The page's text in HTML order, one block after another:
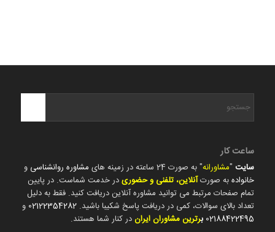
ساعت کار
سایت"مشاورانه" به صورت 24 ساعته در زمینه های مشاوره روانشناسی و
خانوادهبه صورتآنلاین، تلفنی و حضوریدر خدمت شماست. در پایین
تمام صفحات مرتبط می توانید مشاوره آنلاین دریافت کنید. فقط به دلیل
تعداد بالای سوالات، کمی در دریافت پاسخ شکیبا باشید. 02122354282 و
02188422495 برترین مشاوران ایراندر کنار شما هستند.